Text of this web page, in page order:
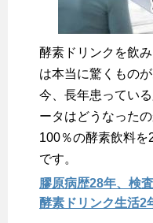
酵素ドリンクを飲
は本当に驚くもの
今、長年患ってい
ータはどうなった
100％の酵素飲料
です。
膠原病歴28年、検
酵素ドリンク生活2